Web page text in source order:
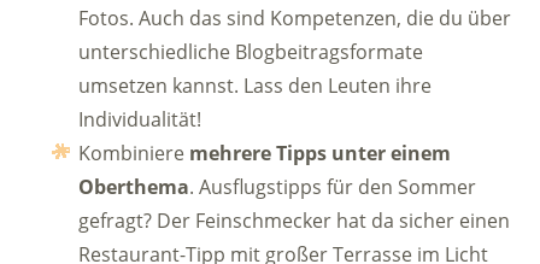
Fotos. Auch das sind Kompetenzen, die du über
unterschiedliche Blogbeitragsformate
umsetzen kannst. Lass den Leuten ihre
Individualität!
Kombiniere mehrere Tipps unter einem
Oberthema. Ausflugstipps für den Sommer
gefragt? Der Feinschmecker hat da sicher einen
Restaurant-Tipp mit großer Terrasse im Licht